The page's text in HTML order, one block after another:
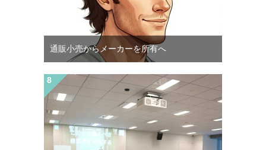
通販小売からメーカーを所有へ